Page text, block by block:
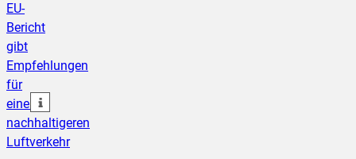
EU-
Bericht
gibt
Empfehlungen
für
einen
nachhaltigeren
Luftverkehr
teilen
teilen